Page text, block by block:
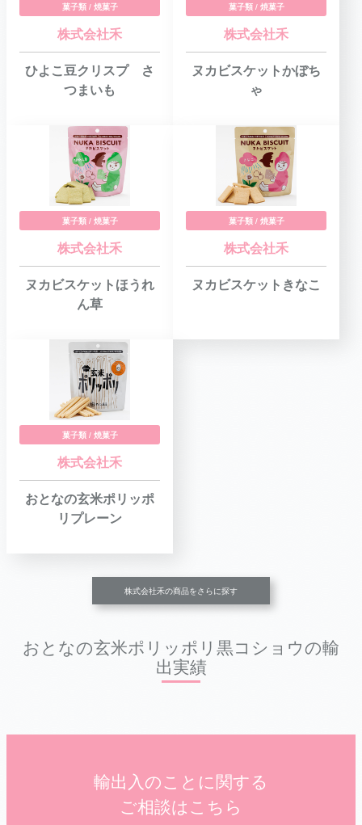
菓子類 / 焼菓子
株式会社禾
ひよこ豆クリスプ さ
つまいも
菓子類 / 焼菓子
株式会社禾
ヌカビスケットかぼち
ゃ
菓子類 / 焼菓子
株式会社禾
ヌカビスケットほうれ
ん草
菓子類 / 焼菓子
株式会社禾
ヌカビスケットきなこ
菓子類 / 焼菓子
株式会社禾
おとなの玄米ポリッポ
リプレーン
株式会社禾の商品をさらに探す
おとなの玄米ポリッポリ黒コショウの輸
出実績
輸出入のことに関する
ご相談はこちら